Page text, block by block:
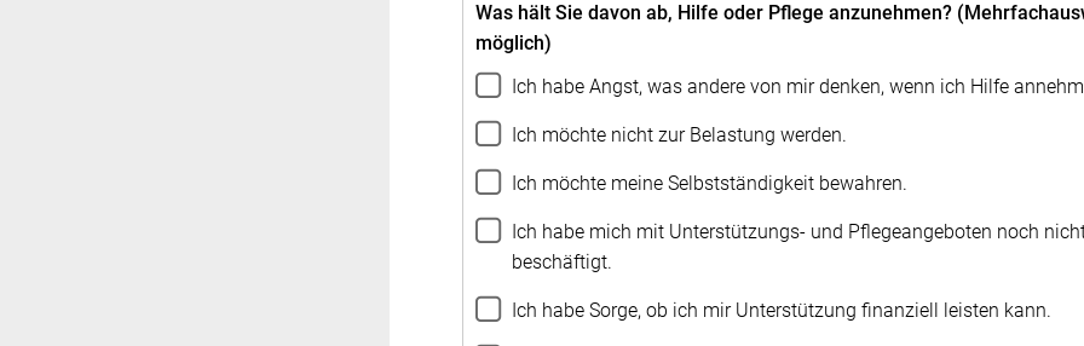
Was hält Sie davon ab, Hilfe oder Pflege anzunehmen?
möglich)
Ich habe Angst, was andere von mir denken, wenn ich Hilfe
Ich möchte nicht zur Belastung werden.
Ich möchte meine Selbstständigkeit bewahren.
Ich habe mich mit Unterstützungs- und Pflegeangeboten noch
beschäftigt.
Ich habe Sorge, ob ich mir Unterstützung finanziell leisten kann.